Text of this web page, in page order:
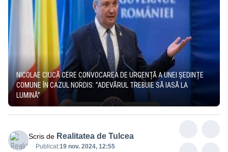
NICOLAE CIUCĂ CERE CONVOCAREA DE URGENȚĂ A UNEI ȘEDINȚE
COMUNE ÎN CAZUL NORDIS: ”ADEVĂRUL TREBUIE SĂ IASĂ LA
LUMINĂ”
Scris de Realitatea de Tulcea
Publicat:19 nov. 2024, 12:55